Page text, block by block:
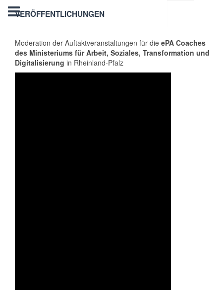
VERÖFFENTLICHUNGEN
Moderation der Auftaktveranstaltungen für die ePA Coaches
des Ministeriums für Arbeit, Soziales, Transformation und
Digitalisierung in Rheinland-Pfalz